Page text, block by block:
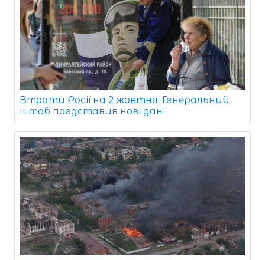
Втрати Росії на 2 жовтня: Генеральний
штаб представив нові дані.